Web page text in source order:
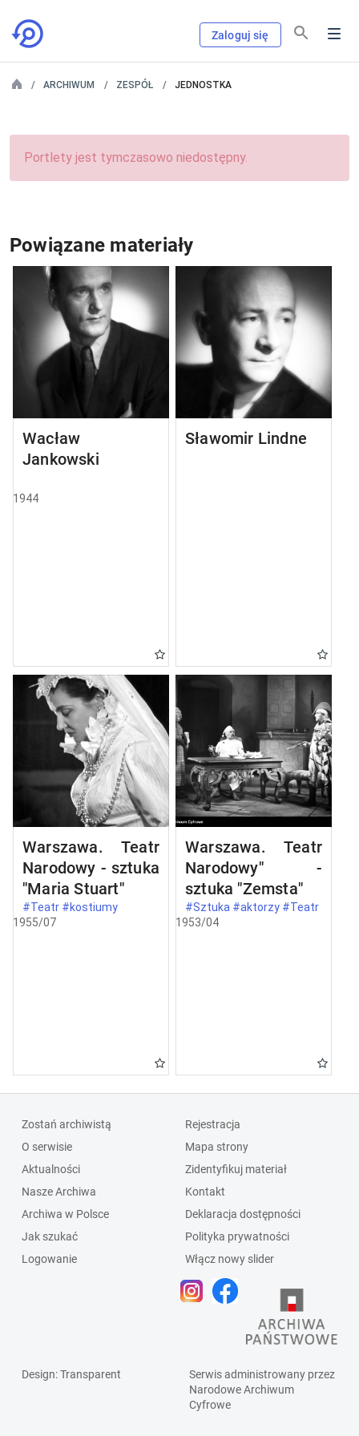
Zaloguj się
ARCHIWUM ZESPÓŁ JEDNOSTKA
Portlety jest tymczasowo niedostępny.
Powiązane materiały
Wacław
Jankowski
1944
Sławomir Lindner
Warszawa. Teatr
Narodowy - sztuka
"Maria Stuart"
#Teatr #kostiumy
1955/07
Warszawa. Teatr
Narodowy" -
sztuka "Zemsta"
#Sztuka #aktorzy #Teatr
1953/04
Zostań archiwistą
O serwisie
Aktualności
Nasze Archiwa
Archiwa w Polsce
Jak szukać
Logowanie
Rejestracja
Mapa strony
Zidentyfikuj materiał
Kontakt
Deklaracja dostępności
Polityka prywatności
Włącz nowy slider
Design: Transparent
Serwis administrowany przez
Narodowe Archiwum
Cyfrowe